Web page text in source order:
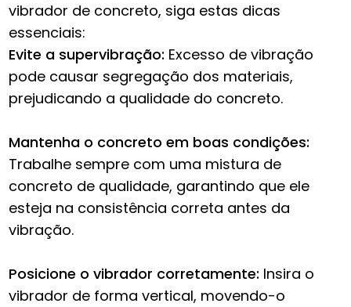
vibrador de concreto, siga estas dicas
essenciais:
Evite a supervibração: Excesso de vibração
pode causar segregação dos materiais,
prejudicando a qualidade do concreto.
Mantenha o concreto em boas condições:
Trabalhe sempre com uma mistura de
concreto de qualidade, garantindo que ele
esteja na consistência correta antes da
vibração.
Posicione o vibrador corretamente: Insira o
vibrador de forma vertical, movendo-o